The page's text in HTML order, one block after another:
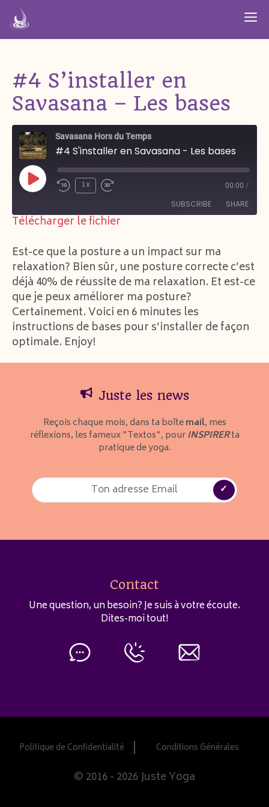
Aller
au
contenu
#4 S’installer en
Savasana – Les bases
Savasana Hors du Temps
#4 S'installer en Savasana - Les bases
Play
1x 00:00 /
SUBSCRIBE SHARE
YouTube
RSS FEED
LINK
EMBED
Télécharger le fichier
Est-ce que la posture a un impact sur ma
relaxation? Bien sûr, une posture correcte c’est
déjà 40% de réussite de ma relaxation. Et est-ce
que je peux améliorer ma posture?
Certainement. Voici en 6 minutes les
instructions de bases pour s’installer de façon
optimale. Enjoy!
Juste les news
Reçois chaque mois, dans ta boîtemail, mes
réflexions, les fameux "Textos", pourINSPIRERta
pratique de yoga.
Contact
Une question, un besoin? Je suis à votre écoute.
Dites-moi tout!
Politique de Confidentialité Conditions Générales
© 2016 - 2026 Juste Yoga